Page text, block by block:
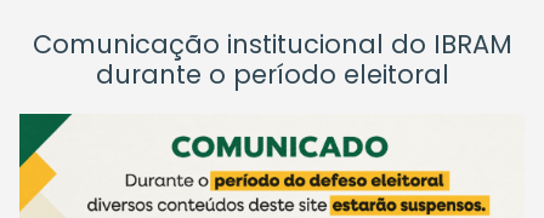
Comunicação institucional do IBRAM
durante o período eleitoral